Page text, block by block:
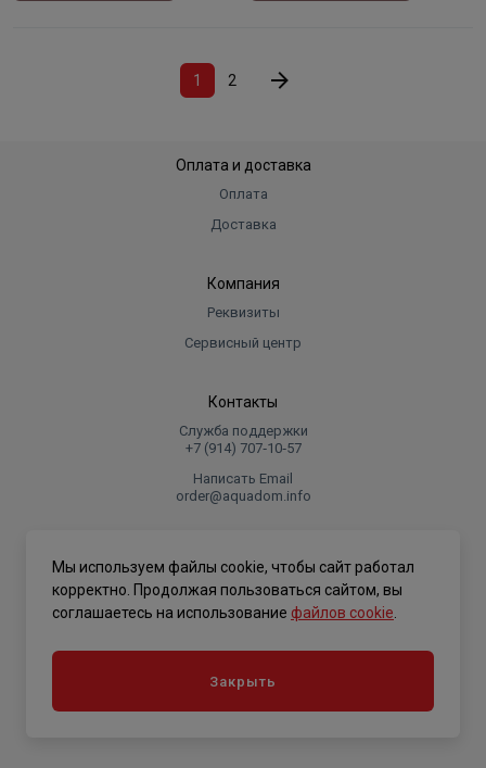
1 2
Оплата и доставка
Оплата
Доставка
Компания
Реквизиты
Сервисный центр
Контакты
Служба поддержки
+7 (914) 707‑10‑57
Написать Email
order@aquadom.info
.
Мы используем файлы cookie, чтобы сайт работал
корректно. Продолжая пользоваться сайтом, вы
соглашаетесь на использование файлов cookie
Закрыть